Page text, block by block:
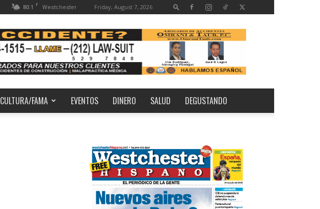
80.1 F Westchester Friday, August 7, 2026
CULTURA/FAMA EVENTOS DINERO SALUD DEGUSTANDO